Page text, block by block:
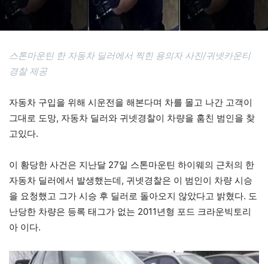
스톤마운틴 한 자동차 딜러에서 찍힌 용의자 사진/귀넷카운티
경찰 제공
자동차 구입을 위해 시운전을 해본다며 차를 몰고 나간 고객이
그대로 도망, 자동차 딜러와 귀넷경찰이 차량을 훔친 범인을 찾
고있다.
이 황당한 사건은 지난달 27일 스톤마운틴 하이웨의 근처의 한
자동차 딜러에서 발생했는데, 귀넷경찰은 이 범인이 차량 시승
을 요청했고 그가 시승 후 딜러로 돌아오지 않았다고 밝혔다. 도
난당한 차량은 등록 태그가 없는 2011년형 포드 크라운빅토리
아 이다.